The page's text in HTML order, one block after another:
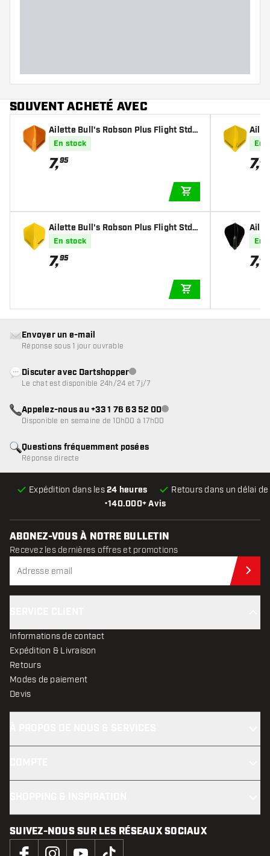
SOUVENT ACHETÉ AVEC
Ailette Bull's Robson Plus Flight Std.
- Orange
En stock
7,95
Ailette Bull's Robson Plus Flight Std.
6 - Yellow
En stock
7,95
-En
7,95
-En
7,95
•140.000+ Avis
Expédition dans les24 heures Retours dans un délai de
Questions fréquemment posées
Réponse directe
Envoyer un e-mail
Réponse sous 1 jour ouvrable
Discuter avec DartshopperService client indisponible
Le chat est disponible 24h/24 et 7j/7
Appelez-nous au +33 1 76 63 52 00Service client indisponible
Disponible en semaine de 10h00 à 17h00
ABONEZ-VOUS À NOTRE BULLETIN
Recevez les dernières offres et promotions
Informations de contact
Expédition & Livraison
Retours
Modes de paiement
Devis
SUIVEZ-NOUS SUR LES RÉSEAUX SOCIAUX